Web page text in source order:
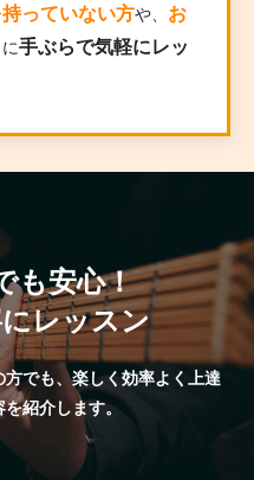
っていない方や、 お
に手ぶらで気軽にレッ
も安心！
レッスン
でも、楽しく効率よく上達
紹介します。